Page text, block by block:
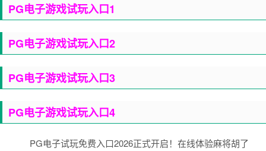
PG电子游戏试玩入口1
PG电子游戏试玩入口2
PG电子游戏试玩入口3
PG电子游戏试玩入口4
PG电子试玩免费入口2026正式开启！在线体验麻将胡了